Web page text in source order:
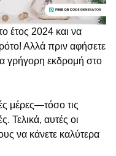
έτος 2024 και να
Αλλά πριν αφήσετε
γρήγορη εκδρομή στο
μέρες—τόσο τις
Τελικά, αυτές οι
να κάνετε καλύτερα